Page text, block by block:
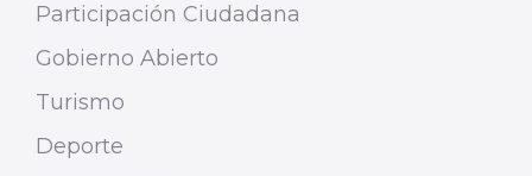
Participación Ciudadana
Gobierno Abierto
Turismo
Deporte